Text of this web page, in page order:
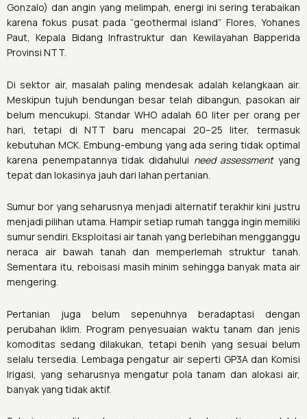
Gonzalo) dan angin yang melimpah, energi ini sering terabaikan
karena fokus pusat pada “geothermal island” Flores, Yohanes
Paut, Kepala Bidang Infrastruktur dan Kewilayahan Bapperida
Provinsi NTT.
Di sektor air, masalah paling mendesak adalah kelangkaan air.
Meskipun tujuh bendungan besar telah dibangun, pasokan air
belum mencukupi. Standar WHO adalah 60 liter per orang per
hari, tetapi di NTT baru mencapai 20–25 liter, termasuk
kebutuhan MCK. Embung-embung yang ada sering tidak optimal
karena penempatannya tidak didahului need assessmentyang
tepat dan lokasinya jauh dari lahan pertanian.
Sumur bor yang seharusnya menjadi alternatif terakhir kini justru
menjadi pilihan utama. Hampir setiap rumah tangga ingin memiliki
sumur sendiri. Eksploitasi air tanah yang berlebihan mengganggu
neraca air bawah tanah dan memperlemah struktur tanah.
Sementara itu, reboisasi masih minim sehingga banyak mata air
mengering.
Pertanian juga belum sepenuhnya beradaptasi dengan
perubahan iklim. Program penyesuaian waktu tanam dan jenis
komoditas sedang dilakukan, tetapi benih yang sesuai belum
selalu tersedia. Lembaga pengatur air seperti GP3A dan Komisi
Irigasi, yang seharusnya mengatur pola tanam dan alokasi air,
banyak yang tidak aktif.